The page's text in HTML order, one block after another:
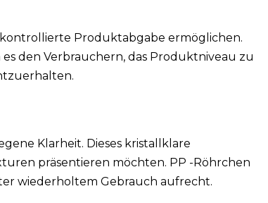
Produktabgabe ermöglichen.
den Verbrauchern, das Produktniveau zu
Klarheit. Dieses kristallklare
präsentieren möchten. PP -Röhrchen
wiederholtem Gebrauch aufrecht.